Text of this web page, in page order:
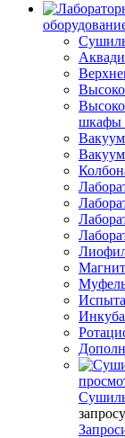
шкафы
запросу